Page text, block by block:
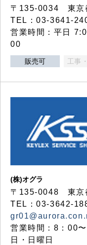
〒135-0034 東京
TEL：03-3641-
営業時間：平日
00
販売可 工事
(株)オグラ
〒135-0048 東京
TEL：03-3642-
営業時間：8：00
日・日曜日